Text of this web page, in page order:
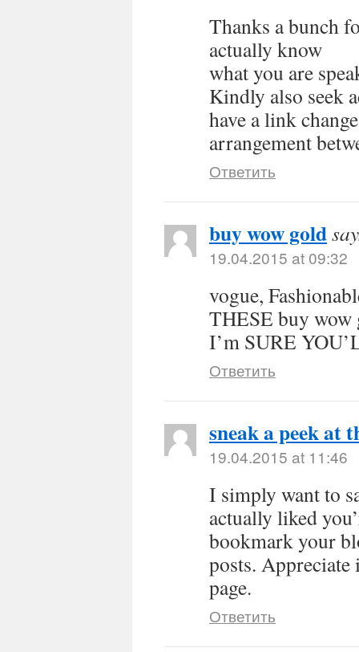
Thanks a bunch
actually know
what you are
Kindly also seek
have a link change
arrangement
Ответить
buy wow gold
19.04.2015 at 09:32
vogue,
THESE buy
I’m SURE
Ответить
sneak a peek at
19.04.2015 at 11:46
I simply want to
actually liked
bookmark your
posts.
page.
Ответить